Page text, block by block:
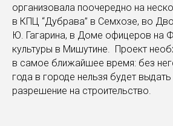
организовала поочередно на
в КПЦ “Дубрава” в Семхозе, во
Ю. Гагарина, в Доме офицеров на
культуры в Мишутине. Проект
в самое ближайшее время: без
года в городе нельзя будет
разрешение на строительство.